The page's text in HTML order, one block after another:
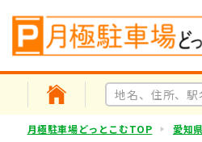
月極駐車場どっとこむTOP 愛知県